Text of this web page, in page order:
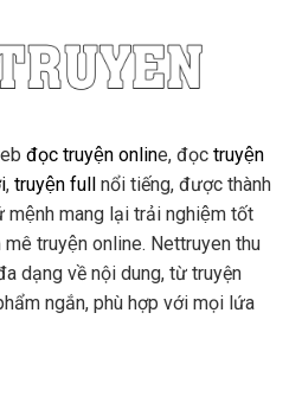
đọc truyện online, đọc truyện
, truyện full nổi tiếng, được thành
mệnh mang lại trải nghiệm tốt
truyện online. Nettruyen thu
dạng về nội dung, từ truyện
ngắn, phù hợp với mọi lứa